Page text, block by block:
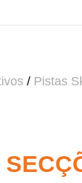
/ Pistas